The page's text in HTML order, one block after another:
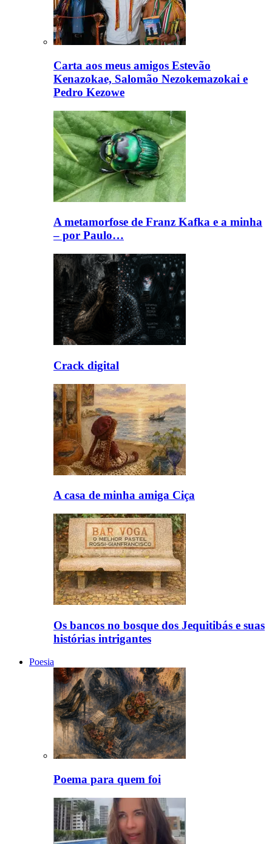
Carta aos meus amigos Estevão
Kenazokae, Salomão Nezokemazokai e
Pedro Kezowe
A metamorfose de Franz Kafka e a minha
– por Paulo…
Crack digital
A casa de minha amiga Ciça
Os bancos no bosque dos Jequitibás e suas
histórias intrigantes
Poesia
Poema para quem foi